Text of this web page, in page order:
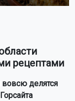
рецептами
вовсю делятся